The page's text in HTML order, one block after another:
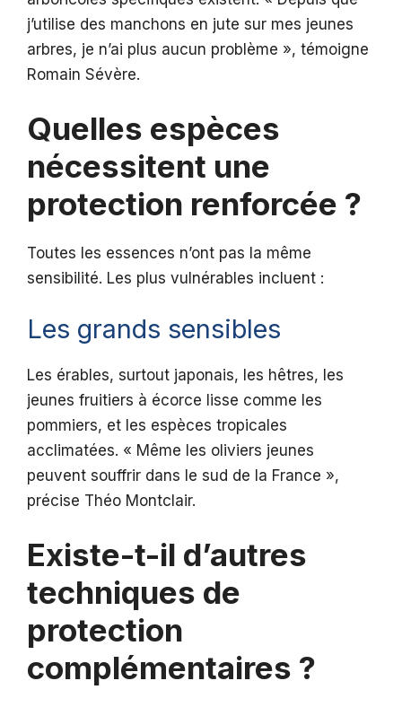
j’utilise des manchons en jute sur mes jeunes
arbres, je n’ai plus aucun problème », témoigne
Romain Sévère.
Quelles espèces
nécessitent une
protection renforcée ?
Toutes les essences n’ont pas la même
sensibilité. Les plus vulnérables incluent :
Les grands sensibles
Les érables, surtout japonais, les hêtres, les
jeunes fruitiers à écorce lisse comme les
pommiers, et les espèces tropicales
acclimatées. « Même les oliviers jeunes
peuvent souffrir dans le sud de la France »,
précise Théo Montclair.
Existe-t-il d’autres
techniques de
protection
complémentaires ?